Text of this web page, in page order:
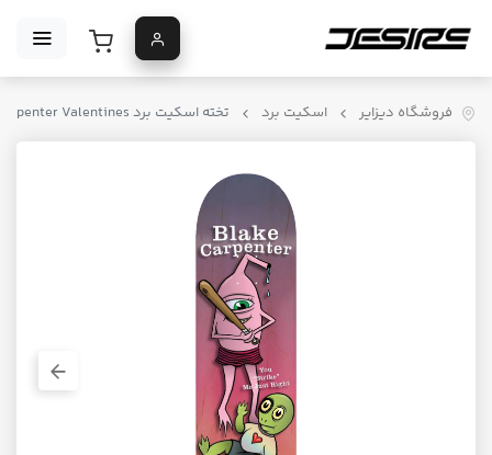
فروشگاه دیزایر اسکیت برد تخته اسکیت برد Toy Machine Carpenter Valentines